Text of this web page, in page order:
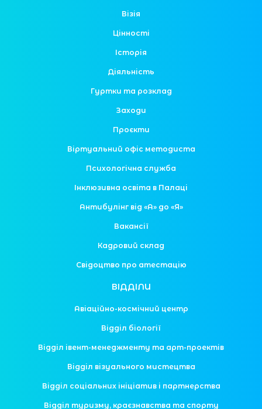
Візія
Цінності
Історія
Діяльність
Гуртки та розклад
Заходи
Проєкти
Віртуальний офіс методиста
Психологічна служба
Інклюзивна освіта в Палаці
Антибулінг від «А» до «Я»
Вакансії
Кадровий склад
Свідоцтво про атестацію
ВІДДІЛИ
Авіаційно-космічний центр
Відділ біології
Відділ івент-менеджменту та арт-проектів
Відділ візуального мистецтва
Відділ соціальних ініціатив і партнерства
Відділ туризму, краєзнавства та спорту